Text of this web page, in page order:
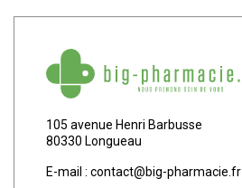
105 avenue Henri Barbusse
80330 Longueau
E-mail : contact@big-pharmacie.fr